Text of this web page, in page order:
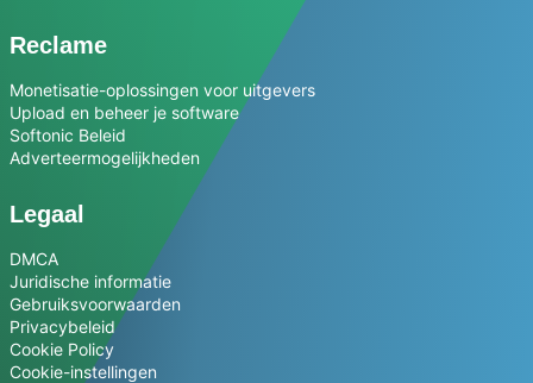
Reclame
Monetisatie-oplossingen voor uitgevers
Upload en beheer je software
Softonic Beleid
Adverteermogelijkheden
Legaal
DMCA
Juridische informatie
Gebruiksvoorwaarden
Privacybeleid
Cookie Policy
Cookie-instellingen